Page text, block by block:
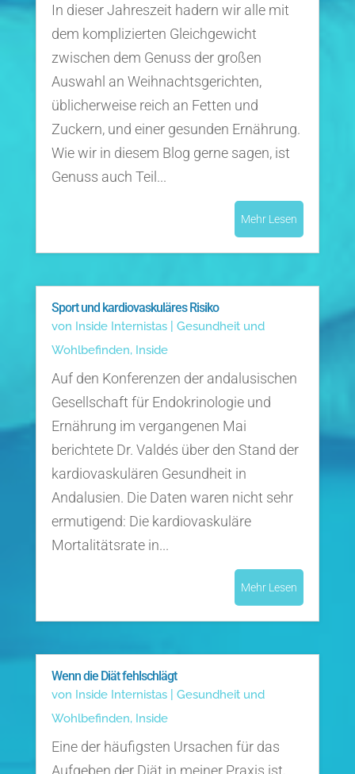
In dieser Jahreszeit hadern wir alle mit
dem komplizierten Gleichgewicht
zwischen dem Genuss der großen
Auswahl an Weihnachtsgerichten,
üblicherweise reich an Fetten und
Zuckern, und einer gesunden Ernährung.
Wie wir in diesem Blog gerne sagen, ist
Genuss auch Teil...
Mehr Lesen
Sport und kardiovaskuläres Risiko
von Inside Internistas| Gesundheit und
Wohlbefinden, Inside
Auf den Konferenzen der andalusischen
Gesellschaft für Endokrinologie und
Ernährung im vergangenen Mai
berichtete Dr. Valdés über den Stand der
kardiovaskulären Gesundheit in
Andalusien. Die Daten waren nicht sehr
ermutigend: Die kardiovaskuläre
Mortalitätsrate in...
Mehr Lesen
Wenn die Diät fehlschlägt
von Inside Internistas| Gesundheit und
Wohlbefinden, Inside
Eine der häufigsten Ursachen für das
Aufgeben der Diät in meiner Praxis ist,